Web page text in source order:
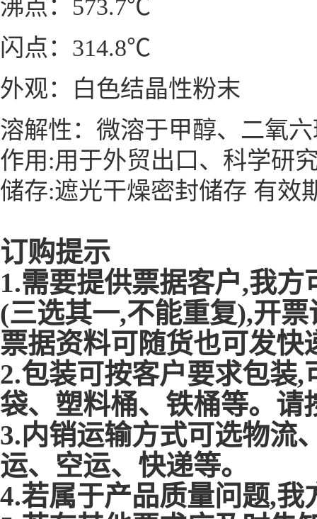
沸点：573.7℃
闪点：314.8℃
外观：白色结晶性粉末
溶解性：微溶于甲醇、二氧
作用:用于外贸出口、科学研
储存:遮光干燥密封储存 有效
订购提示
1.需要提供票据客户,我
(三选其一,不能重复),开
票据资料可随货也可发快
2.包装可按客户要求包装
袋、塑料桶、铁桶等。请
3.内销运输方式可选物流
运、空运、快递等。
4.若属于产品质量问题,